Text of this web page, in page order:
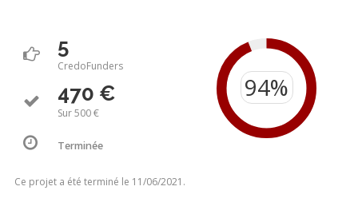
5
CredoFunders
470 €
Sur 500 €
Terminée
Ce projet a été terminé le 11/06/2021.